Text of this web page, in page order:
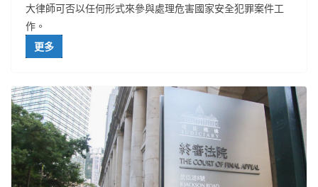
大律師可否以任何形式來參與處理危害國家安全犯罪案件工
作。
更多